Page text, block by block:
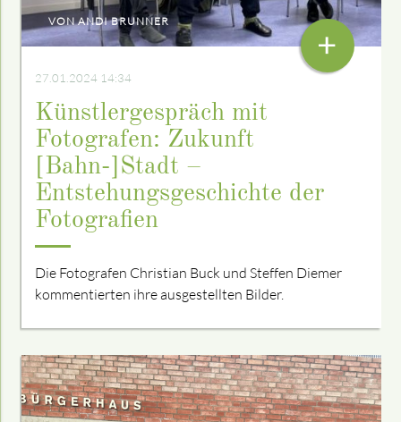
VON ANDI BRUNNER
27.01.2024 14:34
Künstlergespräch mit
Fotografen: Zukunft
[Bahn-]Stadt –
Entstehungsgeschichte der
Fotografien
Die Fotografen Christian Buck und Steffen Diemer
kommentierten ihre ausgestellten Bilder.
+